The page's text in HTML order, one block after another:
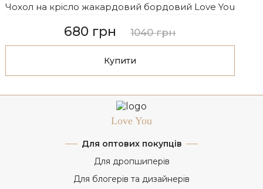
Чохол на крісло жакардовий бордовий Love You
680 грн 1040 грн
Купити
Love You
Для оптових покупців
Для дропшиперів
Для блогерів та дизайнерів